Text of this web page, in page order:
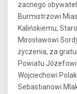
zacnego
Burmistrzowi
Kalińskiemu,
Mirosławowi
życzenia, za
Powiatu
Wojciechowi
Sebastianowi